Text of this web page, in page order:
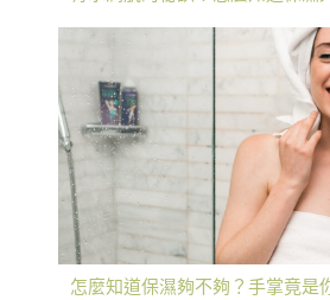
怎麼知道保濕夠不夠？手掌竟是